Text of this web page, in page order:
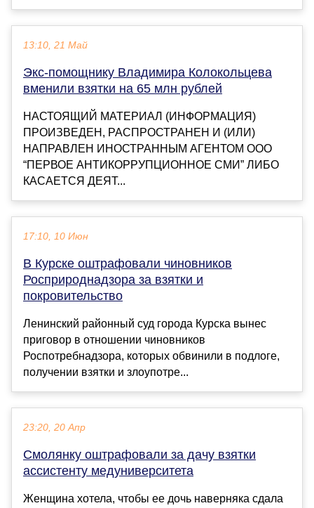
13:10, 21 Май
Экс-помощнику Владимира Колокольцева
вменили взятки на 65 млн рублей
НАСТОЯЩИЙ МАТЕРИАЛ (ИНФОРМАЦИЯ)
ПРОИЗВЕДЕН, РАСПРОСТРАНЕН И (ИЛИ)
НАПРАВЛЕН ИНОСТРАННЫМ АГЕНТОМ ООО
“ПЕРВОЕ АНТИКОРРУПЦИОННОЕ СМИ” ЛИБО
КАСАЕТСЯ ДЕЯТ...
17:10, 10 Июн
В Курске оштрафовали чиновников
Росприроднадзора за взятки и
покровительство
Ленинский районный суд города Курска вынес
приговор в отношении чиновников
Роспотребнадзора, которых обвинили в подлоге,
получении взятки и злоупотре...
23:20, 20 Апр
Смолянку оштрафовали за дачу взятки
ассистенту медуниверситета
Женщина хотела, чтобы ее дочь наверняка сдала